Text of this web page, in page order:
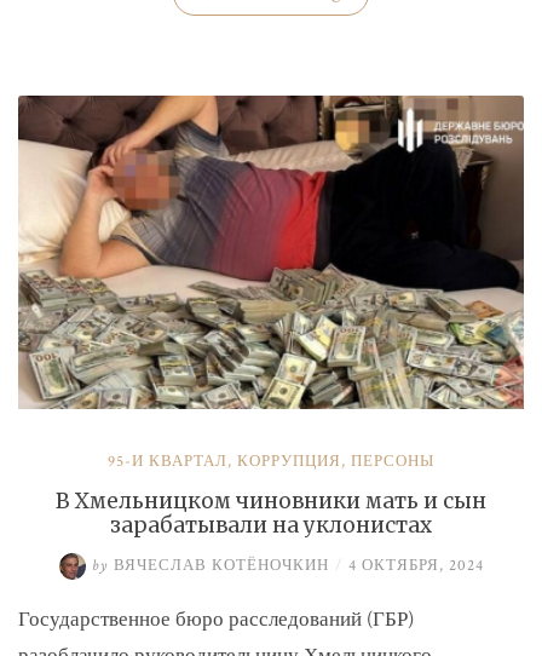
Банковой
Буданова
и
Умерова»
95-Й КВАРТАЛ, КОРРУПЦИЯ, ПЕРСОНЫ
В Хмельницком чиновники мать и сын
зарабатывали на уклонистах
by ВЯЧЕСЛАВ КОТЁНОЧКИН / 4 ОКТЯБРЯ, 2024
Государственное бюро расследований (ГБР)